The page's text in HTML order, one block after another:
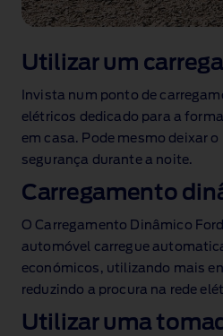
Utilizar um
Invista num ponto de
elétricos dedicado para a
em casa. Pode mesmo deixar o
segurança durante a noite.
Carregamento
O Carregamento Dinâmico
automóvel carregue
económicos, utilizando mais
reduzindo a procura na rede
Utilizar uma